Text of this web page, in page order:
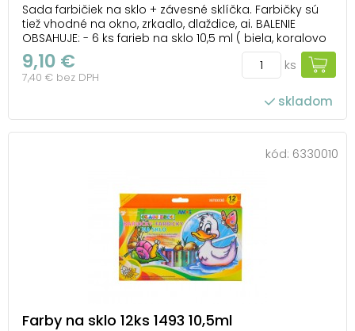
Sada farbičiek na sklo + závesné sklíčka. Farbičky sú
tiež vhodné na okno, zrkadlo, dlaždice, ai. BALENIE
OBSAHUJE: - 6 ks farieb na sklo 10,5 ml ( biela, koralovo
oranžová, červená, modrá + žltá a zelená s trblietkami
) - 6 ks závesných sklíčok ( profesie ) NÁVOD: 1.
Vyfarbite sklíčka, ...
9,10 €
7,40 € bez DPH
ks
skladom
kód: 6330010
Farby na sklo 12ks 1493 10,5ml